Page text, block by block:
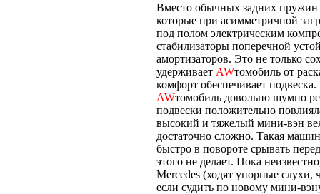
Вместо обычных задних пружин
которые при асимметричной
под полом электрическим
стабилизаторы поперечной
амортизаторов. Это не только
удерживает AWтомобиль от
комфорт обеспечивает
AWтомобиль довольно шумно
подвески положительно
высокий и тяжелый мини-вэн
достаточно сложно. Такая
быстро в повороте срывать
этого не делает. Пока
Mercedes (ходят упорные
если судить по новому мини-